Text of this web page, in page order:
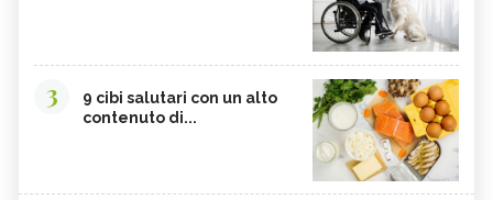
3
9 cibi salutari con un alto
contenuto di...